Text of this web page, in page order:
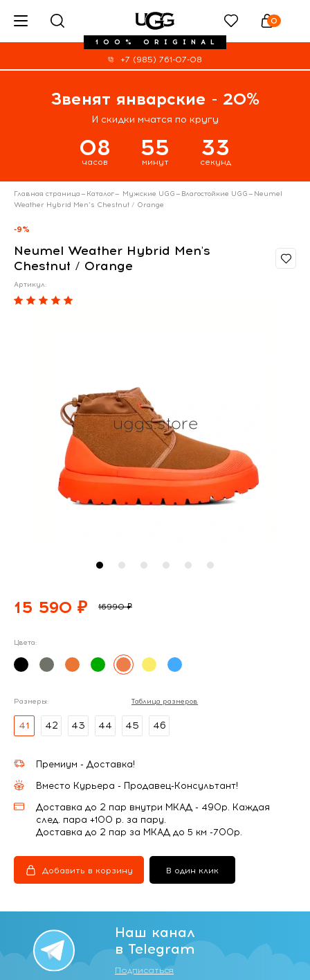
100% ORIGINAL
0
+7 (985) 761-07-08
Звенят январские - 20%
И скидки мчатся по кругу
08
часов
55
минут
33
секунд
Главная страница— Каталог— Мужские UGG— Влагостойкие UGG— Neumel
Weather Hybrid Men's Chestnut / Orange
-9%
Neumel Weather Hybrid Men's
Chestnut / Orange
Артикул:
15 590 ₽ 16990 ₽
Цвета:
Размеры: Таблица размеров
41 42 43 44 45 46
Премиум - Доставка!
Вместо Курьера - Продавец-Консультант!
Доставка до 2 пар внутри МКАД - 490р. Каждая
след. пара +100 р. за пару.
Доставка до 2 пар за МКАД до 5 км -700р.
Добавить в корзину В один клик
Наш канал
в Telegram
Подписаться